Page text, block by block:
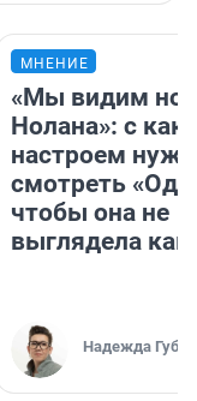
МНЕНИЕ
«Мы видим
Нолана»: с
настроем
смотреть
чтобы она не
выглядела как
Надежда